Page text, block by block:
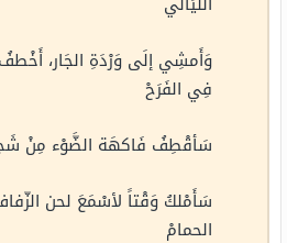
وَأَمشِي إلَى وَرْدَةِ الجَار،
فِي الفَرَحْ
سَأقْطِفُ فَاكهَة الضَّوْء مِنْ
سَأَمْلكُ وَقْتاً لأسْمَعَ لحن
الحمامْ